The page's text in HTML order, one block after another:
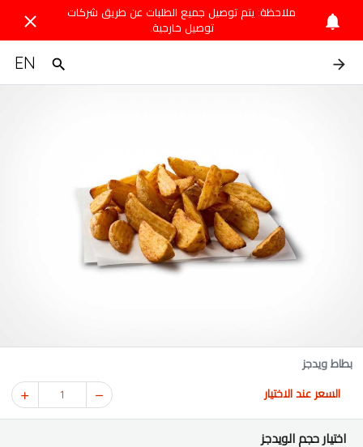
ملاحظة: يتم توصيل جميع الطلبات عن طريق شركات
توصيل خارجية.
EN
بطاط ويدجز
السعر عند الاختيار 1
اختيار حجم الويدجز